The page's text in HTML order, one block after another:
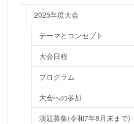
2025年度大会
テーマとコンセプト
大会日程
プログラム
大会への参加
演題募集(令和7年8月末まで)